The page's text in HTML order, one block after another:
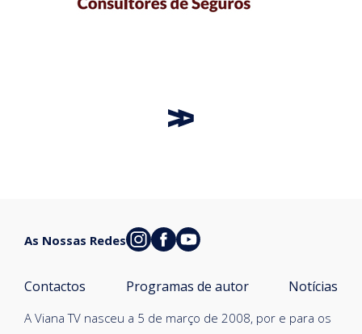
A Viana TV nasceu a 5 de março de 2008, por e para os
Contactos Programas de autor Notícias
As Nossas Redes